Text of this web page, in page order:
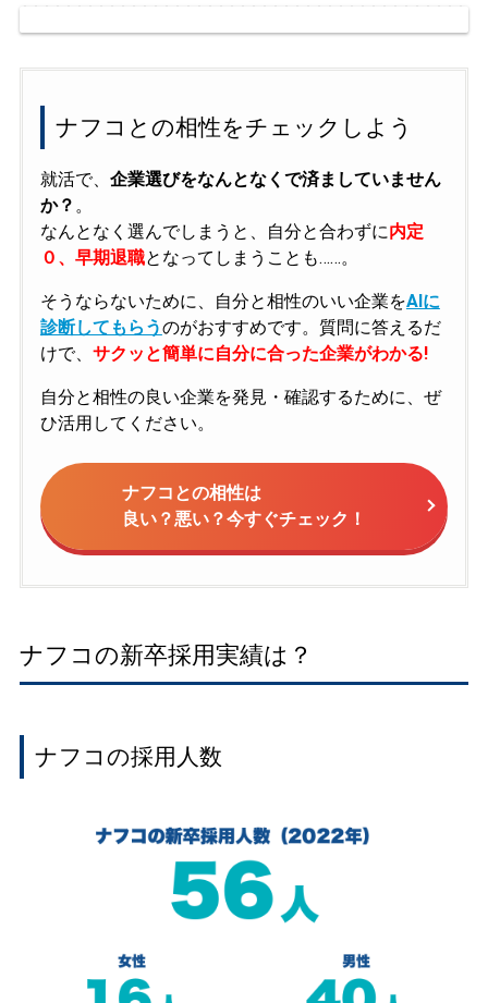
ナフコとの相性をチェックしよう
就活で、 企業選びをなんとなくで済ましていません
か？ 。
なんとなく選んでしまうと、自分と合わずに内定
０、早期退職となってしまうことも……。
そうならないために、自分と相性のいい企業をAIに
診断してもらうのがおすすめです。質問に答えるだ
けで、 サクッと簡単に自分に合った企業がわかる!
自分と相性の良い企業を発見・確認するために、ぜ
ひ活用してください。
ナフコとの相性は
良い？悪い？今すぐチェック！
ナフコの新卒採用実績は？
ナフコの採用人数